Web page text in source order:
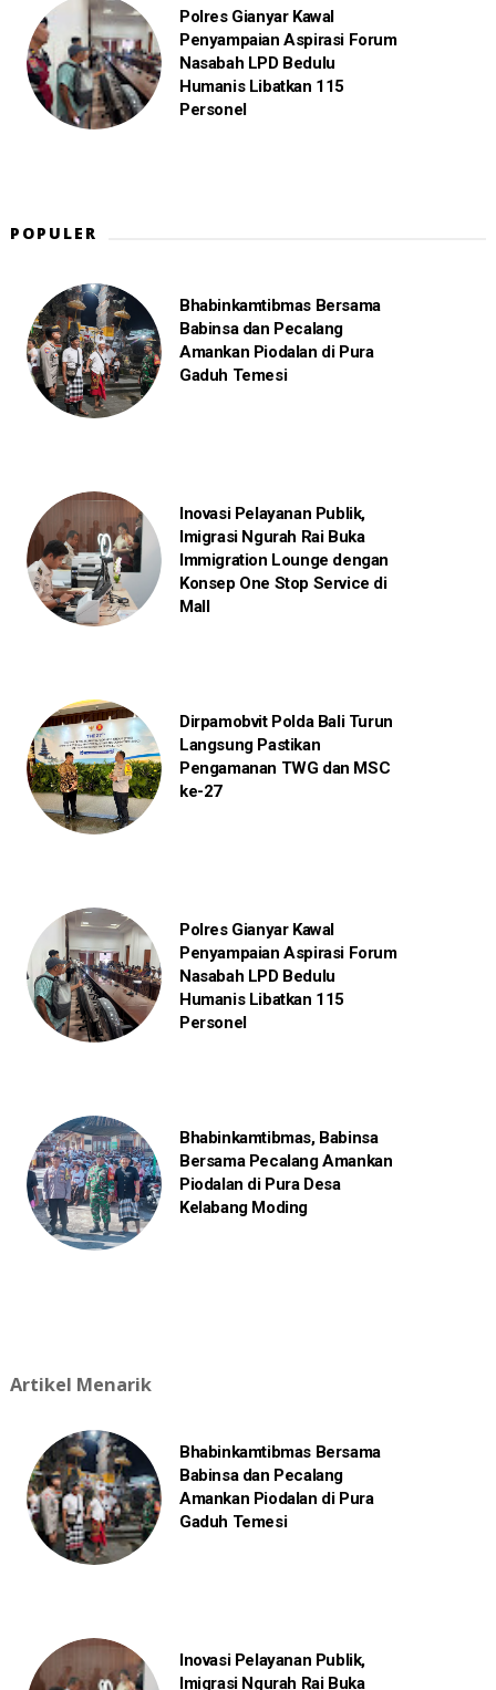
Polres Gianyar Kawal
Penyampaian Aspirasi Forum
Nasabah LPD Bedulu
Humanis Libatkan 115
Personel
POPULER
Bhabinkamtibmas Bersama
Babinsa dan Pecalang
Amankan Piodalan di Pura
Gaduh Temesi
Inovasi Pelayanan Publik,
Imigrasi Ngurah Rai Buka
Immigration Lounge dengan
Konsep One Stop Service di
Mall
Dirpamobvit Polda Bali Turun
Langsung Pastikan
Pengamanan TWG dan MSC
ke-27
Polres Gianyar Kawal
Penyampaian Aspirasi Forum
Nasabah LPD Bedulu
Humanis Libatkan 115
Personel
Bhabinkamtibmas, Babinsa
Bersama Pecalang Amankan
Piodalan di Pura Desa
Kelabang Moding
Artikel Menarik
Bhabinkamtibmas Bersama
Babinsa dan Pecalang
Amankan Piodalan di Pura
Gaduh Temesi
Inovasi Pelayanan Publik,
Imigrasi Ngurah Rai Buka